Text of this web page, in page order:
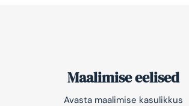
Maalimise eelised
Avasta maalimise kasulikkus